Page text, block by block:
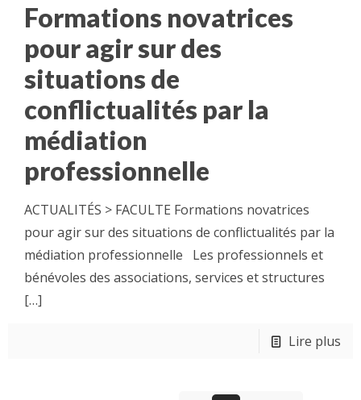
Formations novatrices
pour agir sur des
situations de
conflictualités par la
médiation
professionnelle
ACTUALITÉS > FACULTE Formations novatrices
pour agir sur des situations de conflictualités par la
médiation professionnelle Les professionnels et
bénévoles des associations, services et structures
[…]
Lire plus